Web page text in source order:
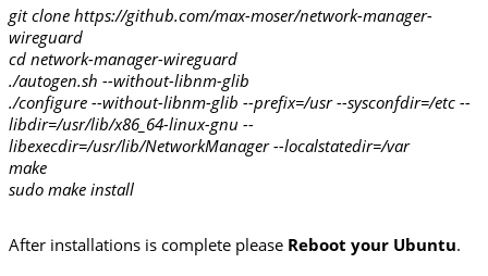
git clone https://github.com/max-moser/network-manager-
wireguard
cd network-manager-wireguard
./autogen.sh --without-libnm-glib
./configure --without-libnm-glib --prefix=/usr --sysconfdir=/etc --
libdir=/usr/lib/x86_64-linux-gnu --
libexecdir=/usr/lib/NetworkManager --localstatedir=/var
make
sudo make install
After installations is complete please Reboot your Ubuntu.